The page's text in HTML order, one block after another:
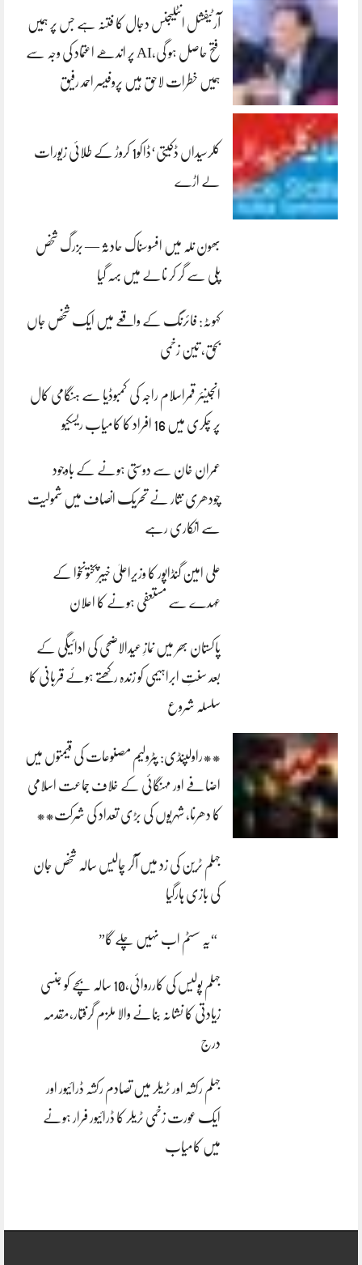
آرٹیفشل انٹلیجنس دجال کا فتنہ ہے جس پر ہمیں
فتح حاصل ہو گی،AI پر اندھے اعتماد کی وجہ سے
ہمیں خطرات لاحق ہیں پروفیسر احمد رفیق
کلرسیداں ڈکیتی‘ڈاکو1 کروڑ کے طلائی زیورات
لے اڑے
بھون نلہ میں افسوسناک حادثہ — بزرگ شخص
پلی سے گر کر نالے میں بہہ گیا
کہوٹہ: فائرنگ کے واقعے میں ایک شخص جاں
بحق، تین زخمی
انجینئر قمراسلام راجہ کی کمبوڈیا سے ہنگامی کال
پر چکری میں 16 افراد کا کامیاب ریسکیو
عمران خان سے دوستی ہونے کے باوجود
چودھری نثار نے تحریک انصاف میں شمولیت
سے انکاری رہے
علی امین گنڈاپور کا وزیراعلیٰ خیبرپختونخوا کے
عہدے سے مستعفی ہونے کا اعلان
پاکستان بھر میں نمازِ عیدالاضحی کی ادائیگی کے
بعد سنتِ ابراہیمی کو زندہ رکھتے ہوئے قربانی کا
سلسلہ شروع
**راولپنڈی: پٹرولیم مصنوعات کی قیمتوں میں
اضافے اور مہنگائی کے خلاف جماعت اسلامی
کا دھرنا، شہریوں کی بڑی تعداد کی شرکت**
جہلم ٹرین کی زد میں آکر چالیس سالہ شخص جان
کی بازی ہارگیا
“یہ سسٹم اب نہیں چلے گا”
جہلم پولیس کی کارروائی،10 سالہ بچے کو جنسی
زیادتی کا نشانہ بنانے والا ملزم گرفتار،مقدمہ
درج
جہلم رکشہ اور ٹریلر میں تصادم رکشہ ڈرائیور اور
ایک عورت زخمی ٹریلر کا ڈرائیور فرار ہونے
میں کامیاب